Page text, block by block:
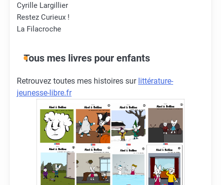
Cyrille Largillier
Restez Curieux !
La Filacroche
Tous mes livres pour enfants
Retrouvez toutes mes histoires sur littérature-
jeunesse-libre.fr